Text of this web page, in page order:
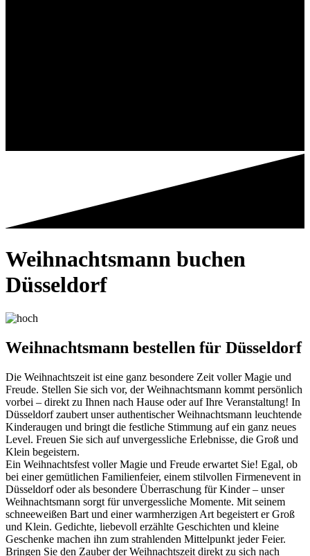
Weihnachtsmann buchen
Düsseldorf
Weihnachtsmann bestellen für Düsseldorf
Die Weihnachtszeit ist eine ganz besondere Zeit voller Magie und
Freude. Stellen Sie sich vor, der Weihnachtsmann kommt persönlich
vorbei – direkt zu Ihnen nach Hause oder auf Ihre Veranstaltung! In
Düsseldorf zaubert unser authentischer Weihnachtsmann leuchtende
Kinderaugen und bringt die festliche Stimmung auf ein ganz neues
Level. Freuen Sie sich auf unvergessliche Erlebnisse, die Groß und
Klein begeistern.
Ein Weihnachtsfest voller Magie und Freude erwartet Sie! Egal, ob
bei einer gemütlichen Familienfeier, einem stilvollen Firmenevent in
Düsseldorf oder als besondere Überraschung für Kinder – unser
Weihnachtsmann sorgt für unvergessliche Momente. Mit seinem
schneeweißen Bart und einer warmherzigen Art begeistert er Groß
und Klein. Gedichte, liebevoll erzählte Geschichten und kleine
Geschenke machen ihn zum strahlenden Mittelpunkt jeder Feier.
Bringen Sie den Zauber der Weihnachtszeit direkt zu sich nach